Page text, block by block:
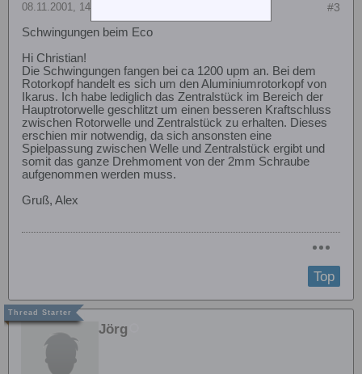
#3
08.11.2001, 14:19
Schwingungen beim Eco
Hi Christian!
Die Schwingungen fangen bei ca 1200 upm an. Bei dem
Rotorkopf handelt es sich um den Aluminiumrotorkopf von
Ikarus. Ich habe lediglich das Zentralstück im Bereich der
Hauptrotorwelle geschlitzt um einen besseren Kraftschluss
zwischen Rotorwelle und Zentralstück zu erhalten. Dieses
erschien mir notwendig, da sich ansonsten eine
Spielpassung zwischen Welle und Zentralstück ergibt und
somit das ganze Drehmoment von der 2mm Schraube
aufgenommen werden muss.
Gruß, Alex
Top
Jörg